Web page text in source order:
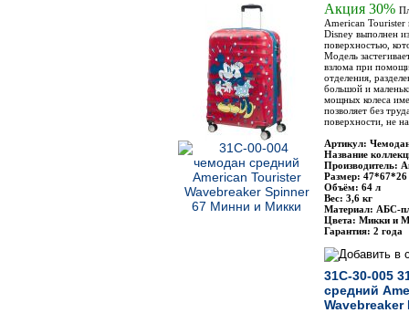
Акция 30%
American Tourister
Disney выполнен
поверхностью,
Модель
взлома при
отделения,
большой и
мощных колеса
позволяет без
поверхности, не
Артикул:
Название
Производитель:
Размер: 47*67*26
Объём: 64 л
Вес: 3,6 кг
Материал: АБС-
Цвета: Микки и
Гарантия: 2 года
31C-30-005
средний
Wavebreaker